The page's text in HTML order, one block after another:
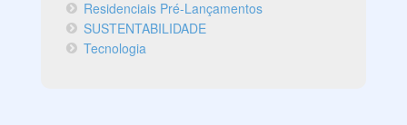
Residenciais Pré-Lançamentos
SUSTENTABILIDADE
Tecnologia